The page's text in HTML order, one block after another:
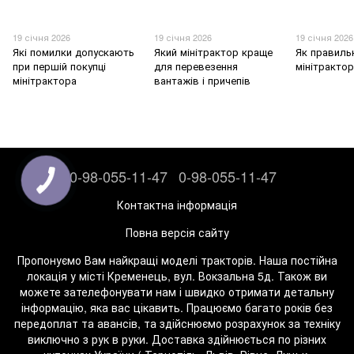
19 січня 2026
Які помилки допускають
при першій покупці
мінітрактора
19 січня 2026
Який мінітрактор краще
для перевезення
вантажів і причепів
19 січня 2026
Як
0-98-055-11-47 0-98-055-11-47
Контактна інформація
Повна версія сайту
Пропонуємо Вам найкращі моделі тракторів. Наша постійна
локація у місті Кременець, вул. Вокзальна 5д. Також ви
можете зателефонувати нам і швидко отримати детальну
інформацію, яка вас цікавить. Працюємо багато років без
передоплат та авансів, та здійснюємо розрахунок за техніку
виключно з рук в руки. Доставка здійнюється по різних